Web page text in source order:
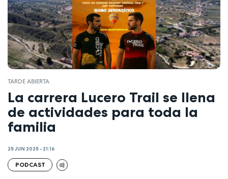
TARDE ABIERTA
La carrera Lucero Trail se llena
de actividades para toda la
familia
25 JUN 2025 - 21:16
PODCAST